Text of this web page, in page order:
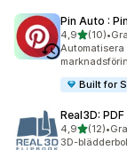
Pin Auto :
4,9av 5(10)
10 •
Automatisera
Built for
Real3D:
4,9av 5(12)
12 •
3D-